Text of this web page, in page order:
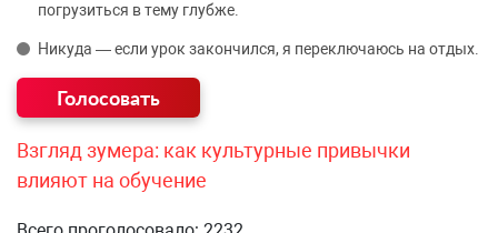
погрузиться в тему глубже.
Никуда — если урок закончился, я переключаюсь на отдых.
Взгляд зумера: как культурные привычки
влияют на обучение